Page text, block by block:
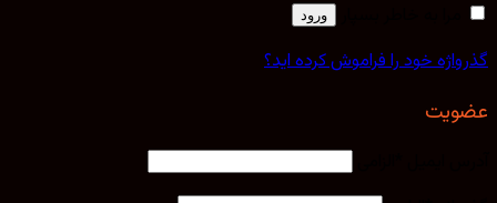
مرا به خاطر بسپار
خود را فراموش کرده اید؟